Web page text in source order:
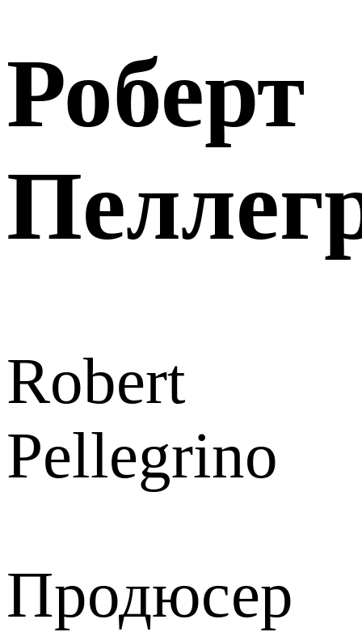
Роберт
Robert
Pellegrino
Продюсер